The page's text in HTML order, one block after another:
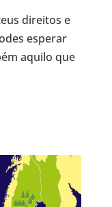
direitos e
esperar
aquilo que